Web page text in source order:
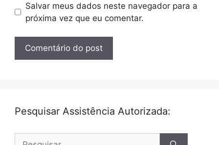
Salvar meus dados neste navegador para a
próxima vez que eu comentar.
Pesquisar Assistência Autorizada:
Pesquisar